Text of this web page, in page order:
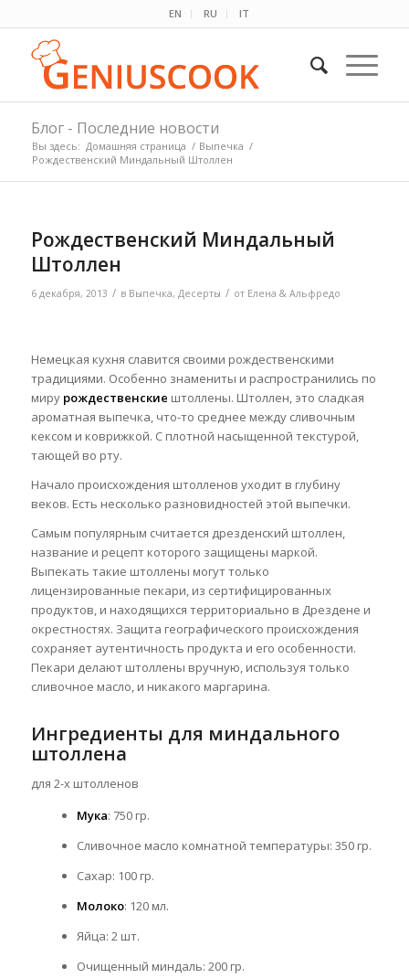
EN RU IT
Блог - Последние новости
Вы здесь: Домашняя страница / Выпечка /
Рождественский Миндальный Штоллен
Рождественский Миндальный
Штоллен
6 декабря, 2013 / в Выпечка, Десерты / от Елена & Альфредо
Немецкая кухня славится своими рождественскими
традициями. Особенно знамениты и распространились по
миру рождественские штоллены. Штоллен, это сладкая
ароматная выпечка, что-то среднее между сливочным
кексом и коврижкой. С плотной насыщенной текстурой,
тающей во рту.
Начало происхождения штолленов уходит в глубину
веков. Есть несколько разновидностей этой выпечки.
Самым популярным считается дрезденский штоллен,
название и рецепт которого защищены маркой.
Выпекать такие штоллены могут только
лицензированные пекари, из сертифицированных
продуктов, и находящихся территориально в Дрездене и
окрестностях. Защита географического происхождения
сохраняет аутентичность продукта и его особенности.
Пекари делают штоллены вручную, используя только
сливочное масло, и никакого маргарина.
Ингредиенты для миндального
штоллена
для 2-х штолленов
Мука: 750 гр.
Сливочное масло комнатной температуры: 350 гр.
Сахар: 100 гр.
Молоко: 120 мл.
Яйца: 2 шт.
Очищенный миндаль: 200 гр.